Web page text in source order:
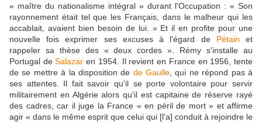
« maître du nationalisme intégral » durant l'Occupation : « Son
rayonnement était tel que les Français, dans le malheur qui les
accablait, avaient bien besoin de lui. » Et il en profite pour une
nouvelle fois exprimer ses excuses à l'égard de Pétain et
rappeler sa thèse des « deux cordes ». Rémy s'installe au
Portugal deSalazar en 1954. Il revient en France en 1956, tente
de se mettre à la disposition de de Gaulle , qui ne répond pas à
ses attentes. Il fait savoir qu'il se porte volontaire pour servir
militairement en Algérie alors qu'il est capitaine de réserve rayé
des cadres, car il juge la France « en péril de mort » et affirme
agir « dans le même esprit que celui qui [l'a] conduit à rejoindre le